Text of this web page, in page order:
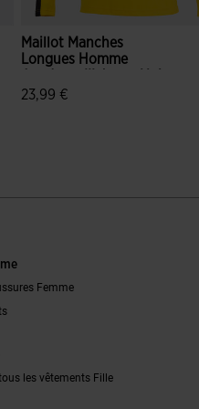
Maillot Manches
Longues Homme
23,99 €
Femme
les vêtements Fille